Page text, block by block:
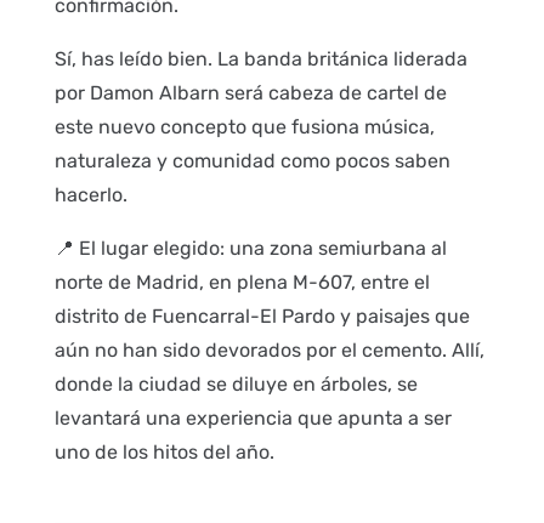
confirmación.
Sí, has leído bien. La banda británica liderada
por Damon Albarn será cabeza de cartel de
este nuevo concepto que fusiona música,
naturaleza y comunidad como pocos saben
hacerlo.
📍 El lugar elegido: una zona semiurbana al
norte de Madrid, en plena M-607, entre el
distrito de Fuencarral-El Pardo y paisajes que
aún no han sido devorados por el cemento. Allí,
donde la ciudad se diluye en árboles, se
levantará una experiencia que apunta a ser
uno de los hitos del año.